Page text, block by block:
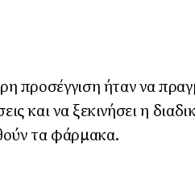
προσέγγιση ήταν να
και να ξεκινήσει η
τα φάρμακα.